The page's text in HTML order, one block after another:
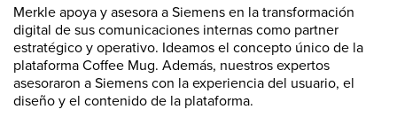
Merkle apoya y asesora a Siemens en la transformación
digital de sus comunicaciones internas como partner
estratégico y operativo. Ideamos el concepto único de la
plataforma Coffee Mug. Además, nuestros expertos
asesoraron a Siemens con la experiencia del usuario, el
diseño y el contenido de la plataforma.